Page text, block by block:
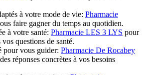
à votre mode de vie: Pharmacie
faire gagner du temps au quotidien.
à votre santé: Pharmacie LES 3 LYS pour
questions de santé.
pour vous guider: Pharmacie De Rocabey
réponses concrètes à vos besoins